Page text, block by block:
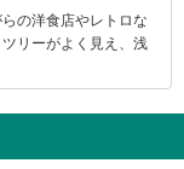
の洋食店やレトロな
リーがよく見え、浅